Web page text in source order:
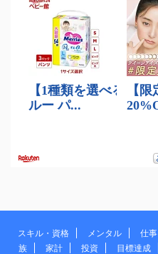
スキル・資格 メンタル 仕事
族
家計 投資 目標達成